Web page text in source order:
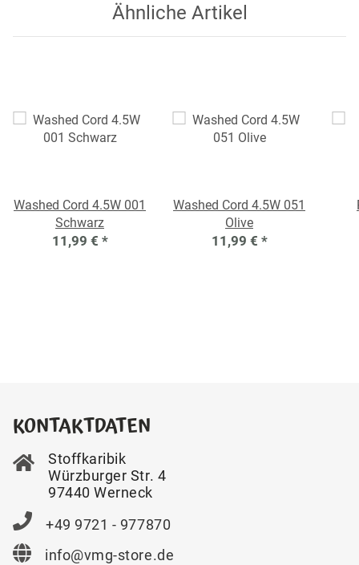
Ähnliche Artikel
Washed Cord 4.5W 001
Schwarz
11,99 € *
Washed Cord 4.5W 051
Olive
11,99 € *
KONTAKTDATEN
Stoffkaribik
Würzburger Str. 4
97440 Werneck
+49 9721 - 977870
info@vmg-store.de